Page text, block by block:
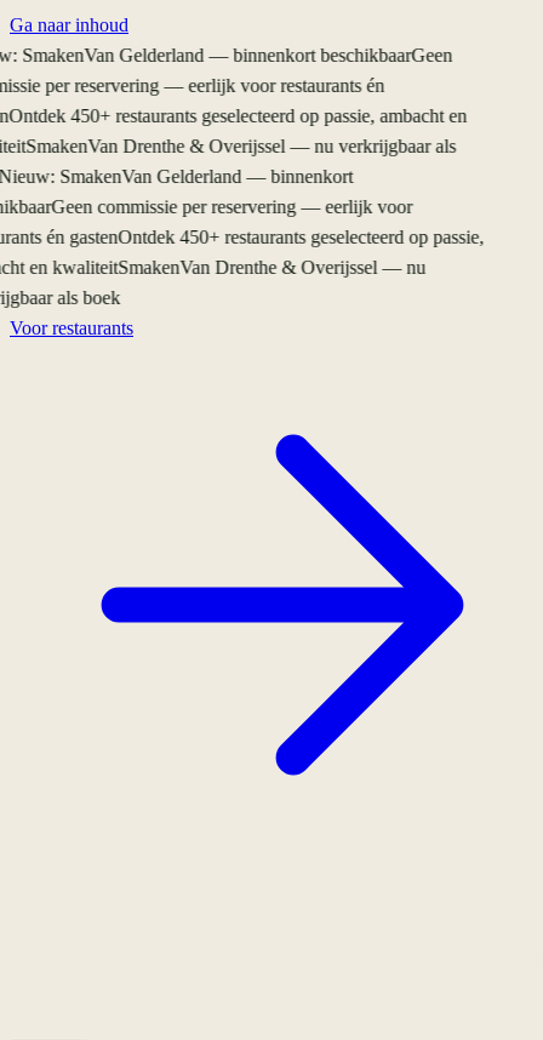
Ga naar inhoud
SmakenVan Gelderland — binnenkort beschikbaarGeen
per reservering — eerlijk voor restaurants én
Ontdek 450+ restaurants geselecteerd op passie, ambacht en
SmakenVan Drenthe & Overijssel — nu verkrijgbaar als
SmakenVan Gelderland — binnenkort
Geen commissie per reservering — eerlijk voor
én gastenOntdek 450+ restaurants geselecteerd op passie,
en kwaliteitSmakenVan Drenthe & Overijssel — nu
als boek
Voor restaurants